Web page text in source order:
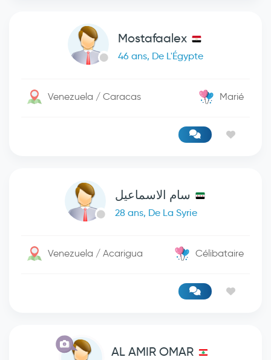
Mostafaalex
46 ans, De L'Égypte
Venezuela / Caracas Marié
سام الاسماعيل
28 ans, De La Syrie
Venezuela / Acarigua Célibataire
AL AMIR OMAR